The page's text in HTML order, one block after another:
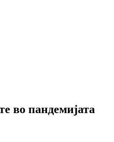
во пандемијата